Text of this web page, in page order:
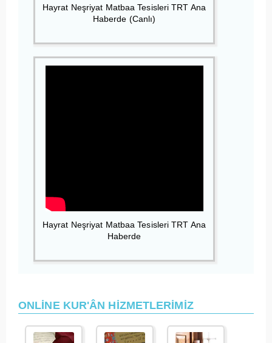
Hayrat Neşriyat Matbaa Tesisleri TRT Ana
Haberde (Canlı)
Hayrat Neşriyat Matbaa Tesisleri TRT Ana
Haberde
ONLİNE KUR'ÂN HİZMETLERİMİZ